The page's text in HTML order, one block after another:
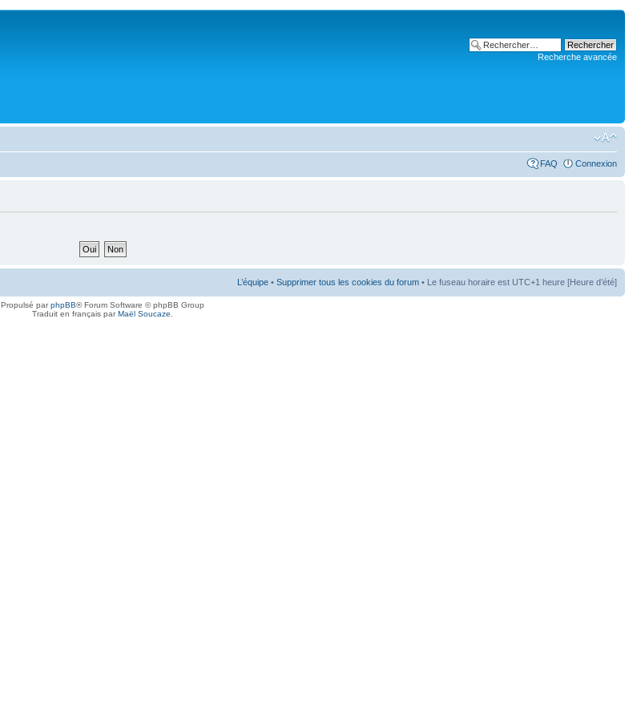
Recherche avancée
FAQ Connexion
L’équipe • Supprimer tous les cookies du forum • Le fuseau horaire est UTC+1 heure [Heure d’été]
Propulsé parphpBB® Forum Software © phpBB Group
Traduit en français parMaël Soucaze